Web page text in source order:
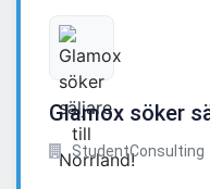
Glamox söker
StudentConsulting